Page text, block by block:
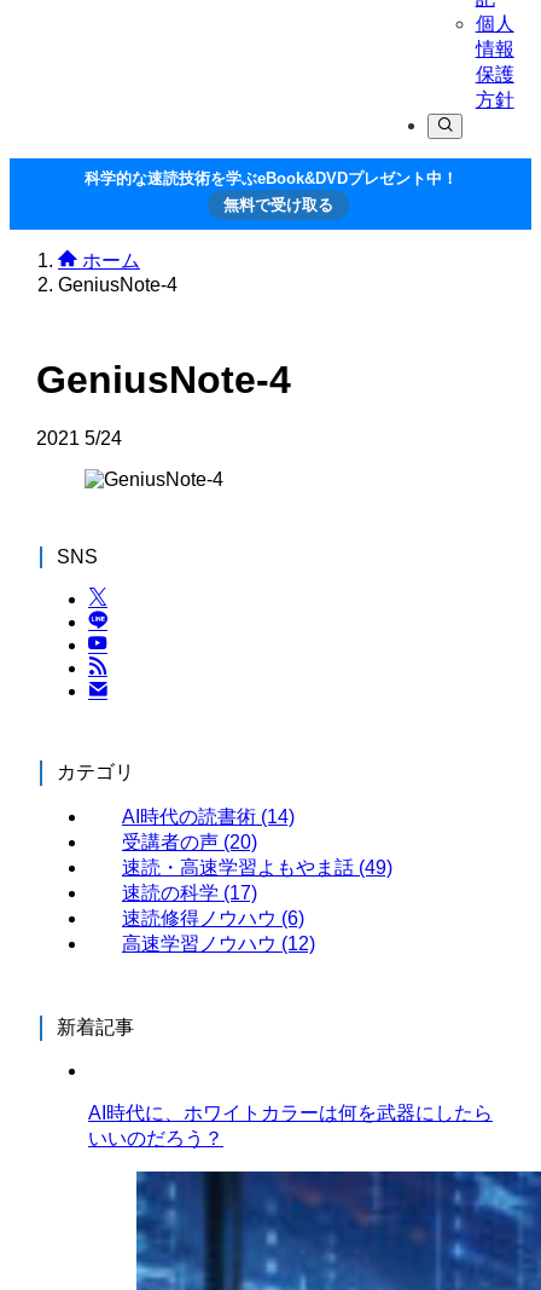
個人
情報
保護
方針
科学的な速読技術を学ぶeBook&DVDプレゼント中！
無料で受け取る
ホーム
GeniusNote-4
GeniusNote-4
2021 5/24
SNS
カテゴリ
AI時代の読書術 (14)
受講者の声 (20)
速読・高速学習よもやま話 (49)
速読の科学 (17)
速読修得ノウハウ (6)
高速学習ノウハウ (12)
新着記事
AI時代に、ホワイトカラーは何を武器にしたら
いいのだろう？